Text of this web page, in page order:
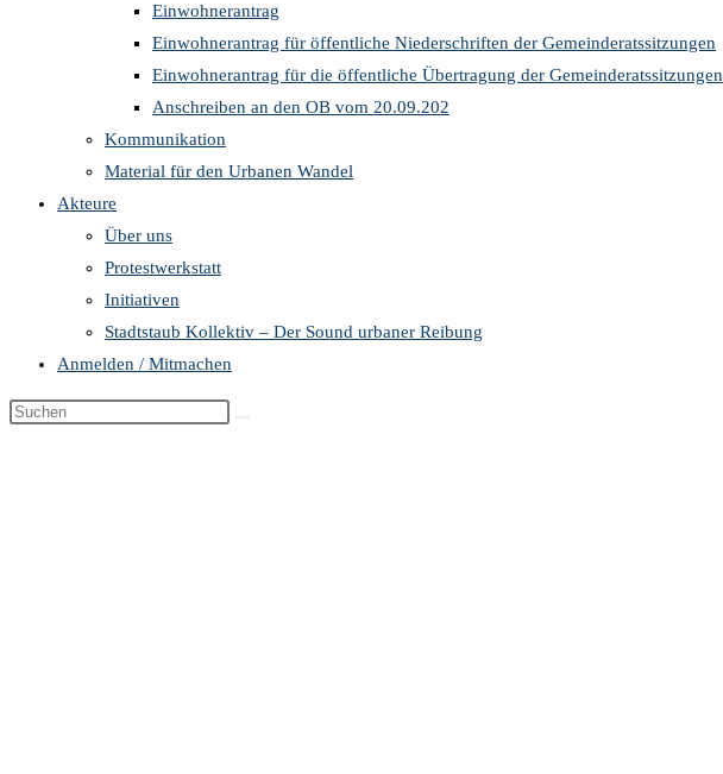
Einwohnerantrag
Einwohnerantrag für öffentliche Niederschriften der Gemeinderatssitzungen
Einwohnerantrag für die öffentliche Übertragung der Gemeinderatssitzungen
Anschreiben an den OB vom 20.09.202
Kommunikation
Material für den Urbanen Wandel
Akteure
Über uns
Protestwerkstatt
Initiativen
Stadtstaub Kollektiv – Der Sound urbaner Reibung
Anmelden / Mitmachen
Diese